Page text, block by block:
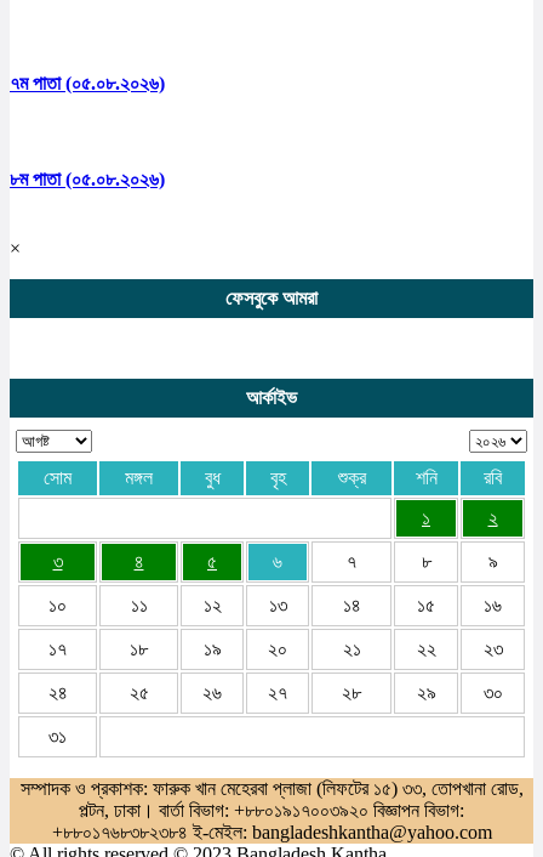
৭ম পাতা (০৫.০৮.২০২৬)
৮ম পাতা (০৫.০৮.২০২৬)
×
ফেসবুকে আমরা
আর্কাইভ
সোম মঙ্গল বুধ বৃহ শুক্র শনি
রবি
১
২
৩ ৪ ৫ ৬ ৭ ৮ ৯
১০ ১১ ১২ ১৩ ১৪ ১৫ ১৬
১৭ ১৮ ১৯ ২০ ২১ ২২ ২৩
২৪ ২৫ ২৬ ২৭ ২৮ ২৯ ৩০
৩১
সম্পাদক ও প্রকাশক: ফারুক খান মেহেরবা প্লাজা (লিফটের ১৫) ৩৩, তোপখানা রোড,
পল্টন, ঢাকা। বার্তা বিভাগ: +৮৮০১৯১৭০০৩৯২০ বিজ্ঞাপন বিভাগ:
+৮৮০১৭৬৮৩৮২৩৮৪ ই-মেইল: bangladeshkantha@yahoo.com